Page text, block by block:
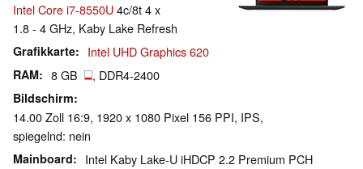
Intel Core i7-8550U4c/8t 4 x
1.8 - 4 GHz, Kaby Lake Refresh
Grafikkarte Intel UHD Graphics 620
RAM 8 GB , DDR4-2400
Bildschirm
14.00 Zoll 16:9, 1920 x 1080 Pixel 156 PPI, IPS,
spiegelnd: nein
Mainboard Intel Kaby Lake-U iHDCP 2.2 Premium PCH